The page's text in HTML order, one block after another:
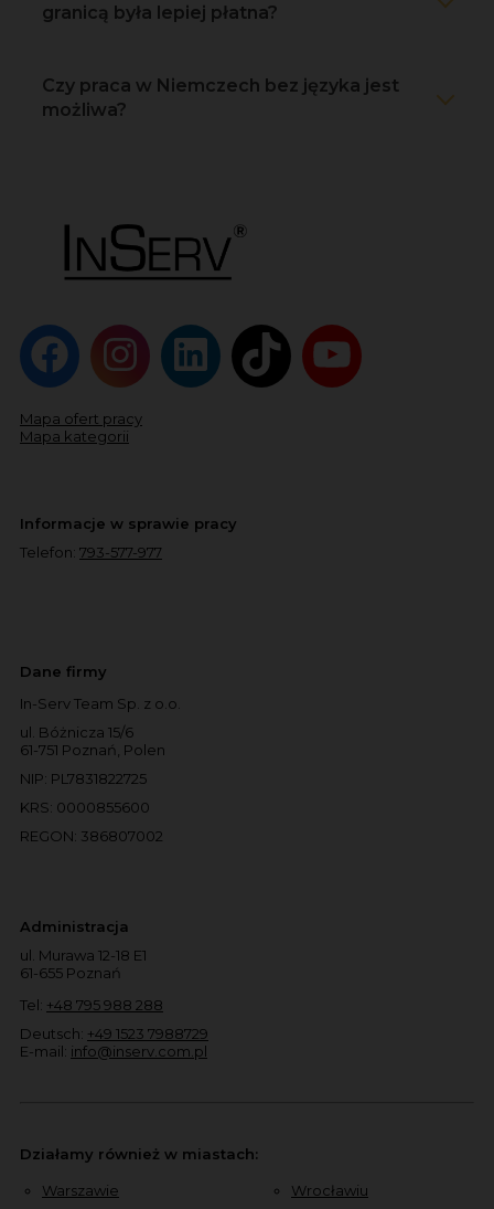
granicą była lepiej płatna?
Czy praca w Niemczech bez języka jest
możliwa?
Mapa ofert pracy
Mapa kategorii
Informacje w sprawie pracy
Telefon: 793-577-977
Dane firmy
In-Serv Team Sp. z o.o.
ul. Bóżnicza 15/6
61-751 Poznań, Polen
NIP: PL7831822725
KRS: 0000855600
REGON: 386807002
Administracja
ul. Murawa 12-18 E1
61-655 Poznań
Tel: +48 795 988 288
Deutsch: +49 1523 7988729
E-mail: info@inserv.com.pl
Działamy również w miastach:
Warszawie
Wrocławiu